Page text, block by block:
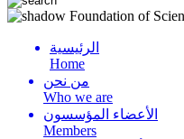
Menu
الرئيسية
Home
من نحن
Who we are
الأعضاء المؤسسون
Members